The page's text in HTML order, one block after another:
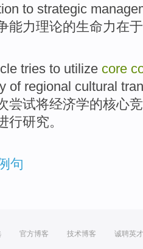
to strategic
能力理论的生命力在
tries to utilize core
of regional cultural
尝试将经济学的核心
行研究。
句
官方博客 技术博客 诚聘英才